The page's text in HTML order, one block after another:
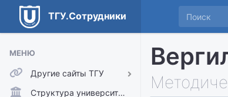
ТГУ.Сотрудники
МЕНЮ
Другие сайты ТГУ
ТГУ.Аккаунты
Структура университета